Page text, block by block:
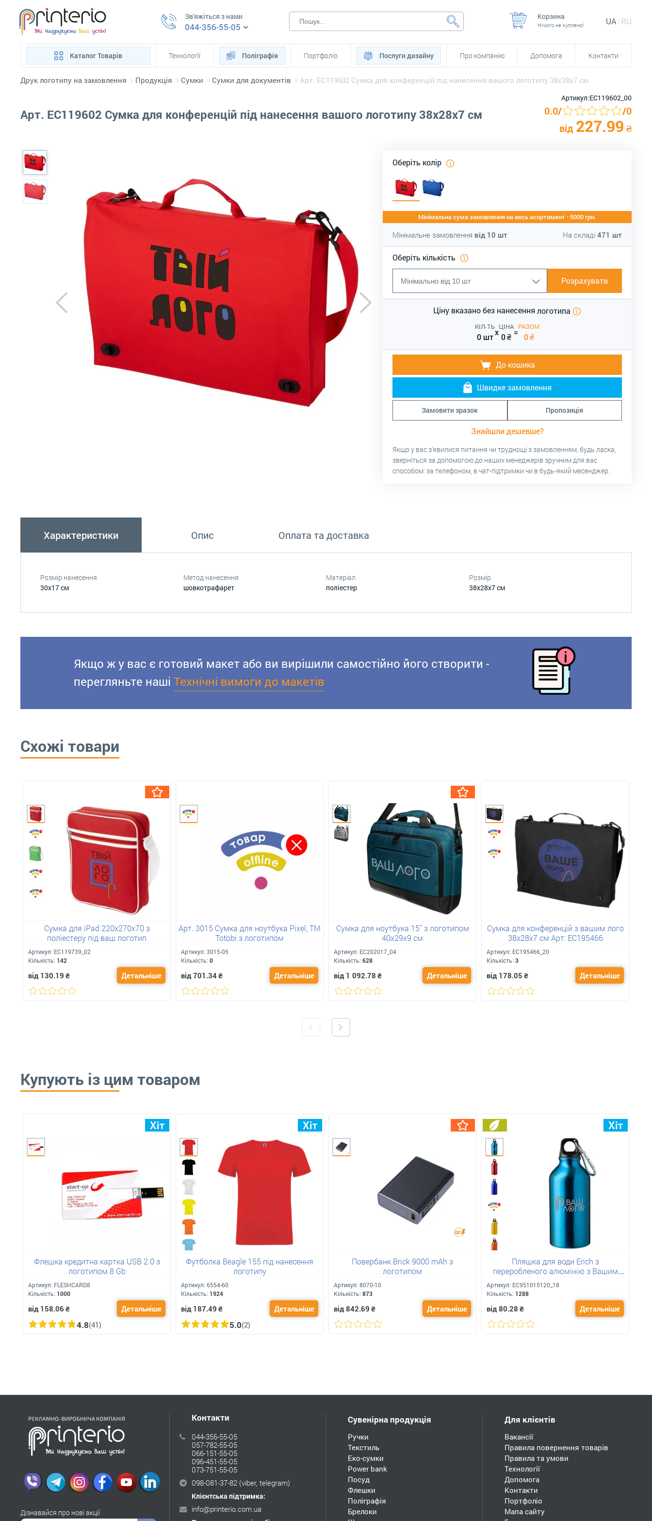
Зв'яжіться з нами
044-356-55-05
Корзина
Нічого не куплено! UA RU
Каталог Товарів Технології Поліграфія Портфоліо Послуги дизайну Про компанію Допомога Контакти
Друк логотипу на замовлення Продукція Сумки Сумки для документів Арт. ЕС119602 Сумка для конференцій під нанесення вашого логотипу 38х28х7 см
Арт. ЕС119602 Сумка для конференцій під нанесення вашого логотипу 38х28х7 см
Артикул:ЕС119602_00
0.0/ /0
від 227.99 ₴
Оберіть колір
Мінімальна сума замовлення на весь асортимент - 5000 грн.
Мінімальне замовлення від 10 шт На складі 471 шт
Оберіть кількість
Розрахувати
Ціну вказано без нанесення логотипа
КІЛ-ТЬ
0 штx
ЦІНА
0₴ =
РАЗОМ
0₴
До кошика
Швидке замовлення
Замовити зразок Пропозиція
Знайшли дешевше?
Якщо у вас з’явилися питання чи труднощі з замовленням, будь ласка,
зверніться за допомогою до наших менеджерів зручним для вас
способом: за телефоном, в чат-підтримки чи в будь-який месенджер.
Характеристики Опис Оплата та доставка
Розмір нанесення
30х17 см
Метод нанесення
шовкотрафарет
Матеріал
поліестер
Розмір
38х28х7 см
Якщо ж у вас є готовий макет або ви вирішили самостійно його створити -
перегляньте наші Технічні вимоги до макетів
Схожі товари
Сумка для iPad 220х270х70 з
поліестеру під ваш логотип
Артикул: ЕС119739_02
Кількість: 142
від 130.19 ₴ Детальніше
Арт. 3015 Сумка для ноутбука Pixel, ТМ
Totobi з логотипом
Артикул: 3015-05
Кількість: 0
від 701.34₴ Детальніше
Сумка для ноутбука 15" з логотипом
40х29х9 см
Артикул: ЕС202017_04
Кількість: 628
від 1 092.78 ₴ Детальніше
Сумка для конференцій з вашим лого
38х28х7 см Арт: ЕС195466
Артикул: ЕС195466_20
Кількість: 3
від 178.05 ₴ Детальніше
Купують із цим товаром
Флешка кредитна картка USB 2.0 з
логотипом 8 Gb
Артикул: FLESHCARD8
Кількість: 1000
від 158.06 ₴ Детальніше
4.8(41)
Футболка Beagle 155 під нанесення
логотипу
Артикул: 6554-60
Кількість: 1924
від 187.49 ₴ Детальніше
5.0(2)
Повербанк Brick 9000 mAh з
логотипом
Артикул: 8070-10
Кількість: 873
від 842.69 ₴ Детальніше
Пляшка для води Erich з
переробленого алюмінію з Вашим
лого 400 мл
Артикул: ЕС951015120_18
Кількість: 1288
від 80.28 ₴ Детальніше
Дізнавайся про нові акції
Контакти
044-356-55-05
057-782-55-05
066-151-55-05
096-451-55-05
073-751-55-05
098-081-37-82(viber, telegram)
Клієнтська підтримка:
info@printerio.com.ua
Сувенірна продукція
Ручки
Текстиль
Еко-сумки
Power bank
Посуд
Флешки
Поліграфія
Брелоки
Для клієнтів
Вакансії
Правила повернення товарів
Правила та умови
Технології
Допомога
Контакти
Портфоліо
Мапа сайту